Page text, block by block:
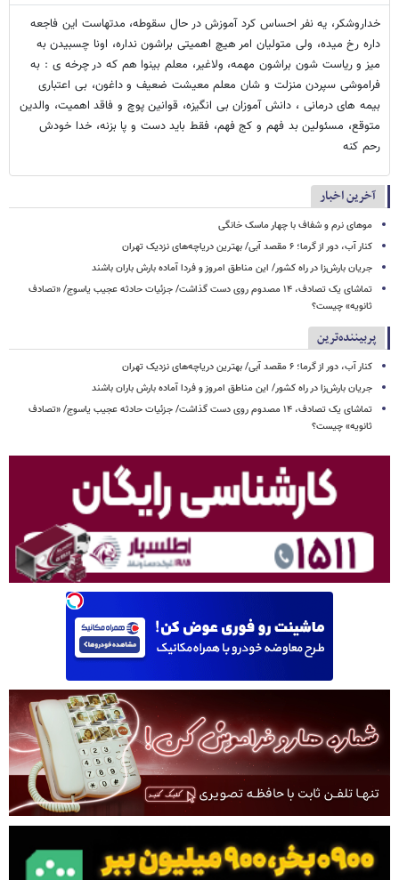
خداروشکر، یه نفر احساس کرد آموزش در حال سقوطه، مدتهاست این فاجعه
داره رخ میده، ولی متولیان امر هیچ اهمیتی براشون نداره، اونا چسبیدن به
میز و ریاست شون براشون مهمه، ولاغیر، معلم بینوا هم که در چرخه ی : به
فراموشی سپردن منزلت و شان معلم معیشت ضعیف و داغون، بی اعتباری
بیمه های درمانی ، دانش آموزان بی انگیزه، قوانین پوچ و فاقد اهمیت، والدین
متوقع، مسئولین بد فهم و کج فهم، فقط باید دست و پا بزنه، خدا خودش
رحم کنه
آخرین اخبار
موهای نرم و شفاف با چهار ماسک خانگی
کنار آب، دور از گرما؛ ۶ مقصد آبی/ بهترین دریاچه‌های نزدیک تهران
جریان بارش‌زا در راه کشور/ این مناطق امروز و فردا آماده بارش باران باشند
تماشای یک تصادف، ۱۴ مصدوم روی دست گذاشت/ جزئیات حادثه عجیب یاسوج/ «تصادف
ثانویه» چیست؟
پربیننده‌ترین
کنار آب، دور از گرما؛ ۶ مقصد آبی/ بهترین دریاچه‌های نزدیک تهران
جریان بارش‌زا در راه کشور/ این مناطق امروز و فردا آماده بارش باران باشند
تماشای یک تصادف، ۱۴ مصدوم روی دست گذاشت/ جزئیات حادثه عجیب یاسوج/ «تصادف
ثانویه» چیست؟